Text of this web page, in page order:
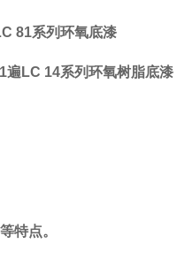
81系列环氧底漆
1遍 LC 14系列环氧树脂底漆
特点。